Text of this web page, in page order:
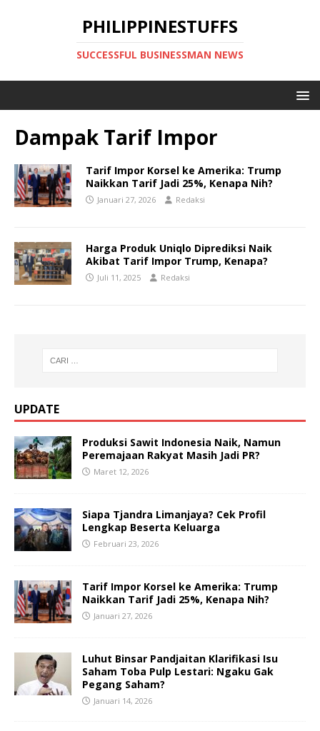
PHILIPPINESTUFFS
SUCCESSFUL BUSINESSMAN NEWS
Dampak Tarif Impor
Tarif Impor Korsel ke Amerika: Trump
Naikkan Tarif Jadi 25%, Kenapa Nih?
Januari 27, 2026 Redaksi
Harga Produk Uniqlo Diprediksi Naik
Akibat Tarif Impor Trump, Kenapa?
Juli 11, 2025 Redaksi
UPDATE
Produksi Sawit Indonesia Naik, Namun
Peremajaan Rakyat Masih Jadi PR?
Maret 12, 2026
Siapa Tjandra Limanjaya? Cek Profil
Lengkap Beserta Keluarga
Februari 23, 2026
Tarif Impor Korsel ke Amerika: Trump
Naikkan Tarif Jadi 25%, Kenapa Nih?
Januari 27, 2026
Luhut Binsar Pandjaitan Klarifikasi Isu
Saham Toba Pulp Lestari: Ngaku Gak
Pegang Saham?
Januari 14, 2026